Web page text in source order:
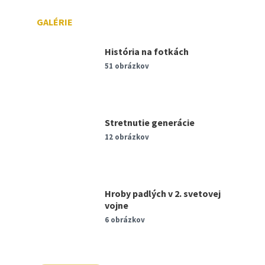
GALÉRIE
História na fotkách
51 obrázkov
Stretnutie generácie
12 obrázkov
Hroby padlých v 2. svetovej
vojne
6 obrázkov